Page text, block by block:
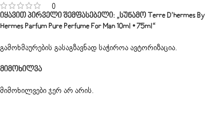
0
Მიმოხილვა
მიმოხილვები ჯერ არ არის.
Იყავით Პირველი Შემფასებელი: „სუნამო Terre D’hermes By
Hermes Parfum Pure Perfume For Man 10ml • 75ml“
გამოხმაურების გასაგზავნად საჭიროაავტორიზაცია.